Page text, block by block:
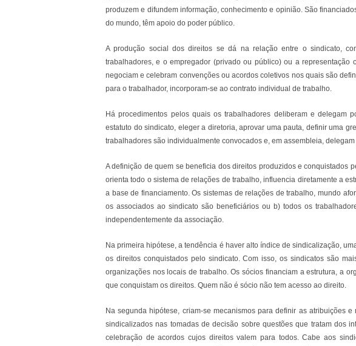
produzem e difundem informação, conhecimento e opinião. São
do mundo, têm apoio do poder público.
A produção social dos direitos se dá na relação entre o sindicato,
trabalhadores, e o empregador (privado ou público) ou a representação
negociam e celebram convenções ou acordos coletivos nos quais são
para o trabalhador, incorporam-se ao contrato individual de trabalho.
Há procedimentos pelos quais os trabalhadores deliberam e delegam
estatuto do sindicato, eleger a diretoria, aprovar uma pauta, definir uma
trabalhadores são individualmente convocados e, em assembleia,
A definição de quem se beneficia dos direitos produzidos e conquistados
orienta todo o sistema de relações de trabalho, influencia diretamente a
a base de financiamento. Os sistemas de relações de trabalho, mundo
os associados ao sindicato são beneficiários ou b) todos os
independentemente da associação.
Na primeira hipótese, a tendência é haver alto índice de sindicalização,
os direitos conquistados pelo sindicato. Com isso, os sindicatos são
organizações nos locais de trabalho. Os sócios financiam a estrutura, a
que conquistam os direitos. Quem não é sócio não tem acesso ao direito.
Na segunda hipótese, criam-se mecanismos para definir as atribuições
sindicalizados nas tomadas de decisão sobre questões que tratam dos
celebração de acordos cujos direitos valem para todos. Cabe aos